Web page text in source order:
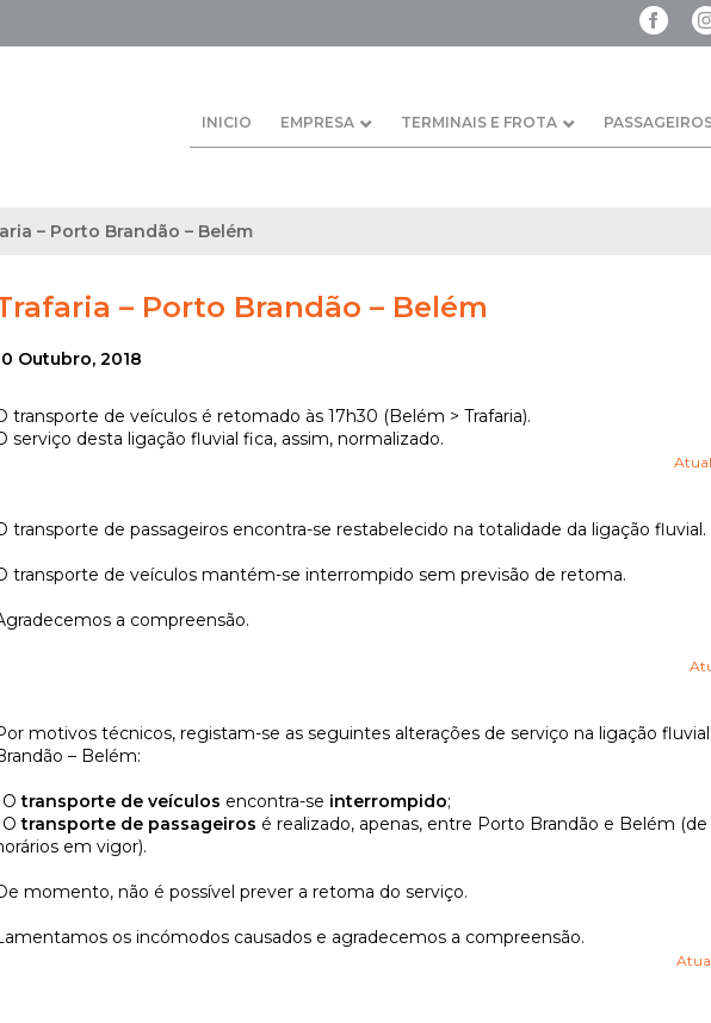
INICIO EMPRESA TERMINAIS E FROTA
– Porto Brandão – Belém
– Porto Brandão – Belém
Outubro, 2018
transporte de veículos é retomado às 17h30 (Belém > Trafaria).
serviço desta ligação fluvial fica, assim, normalizado.
transporte de passageiros encontra-se restabelecido na totalidade da ligação fluvial.
transporte de veículos mantém-se interrompido sem previsão de retoma.
a compreensão.
motivos técnicos, registam-se as seguintes alterações de serviço na ligação fluvial
– Belém:
Otransporte de veículos encontra-se interrompido;
Otransporte de passageiros é realizado, apenas, entre Porto Brandão e Belém
em vigor).
momento, não é possível prever a retoma do serviço.
os incómodos causados e agradecemos a compreensão.